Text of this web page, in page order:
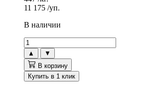
11 175 /уп.
В наличии
▲
▼
В корзину
Купить в 1 клик